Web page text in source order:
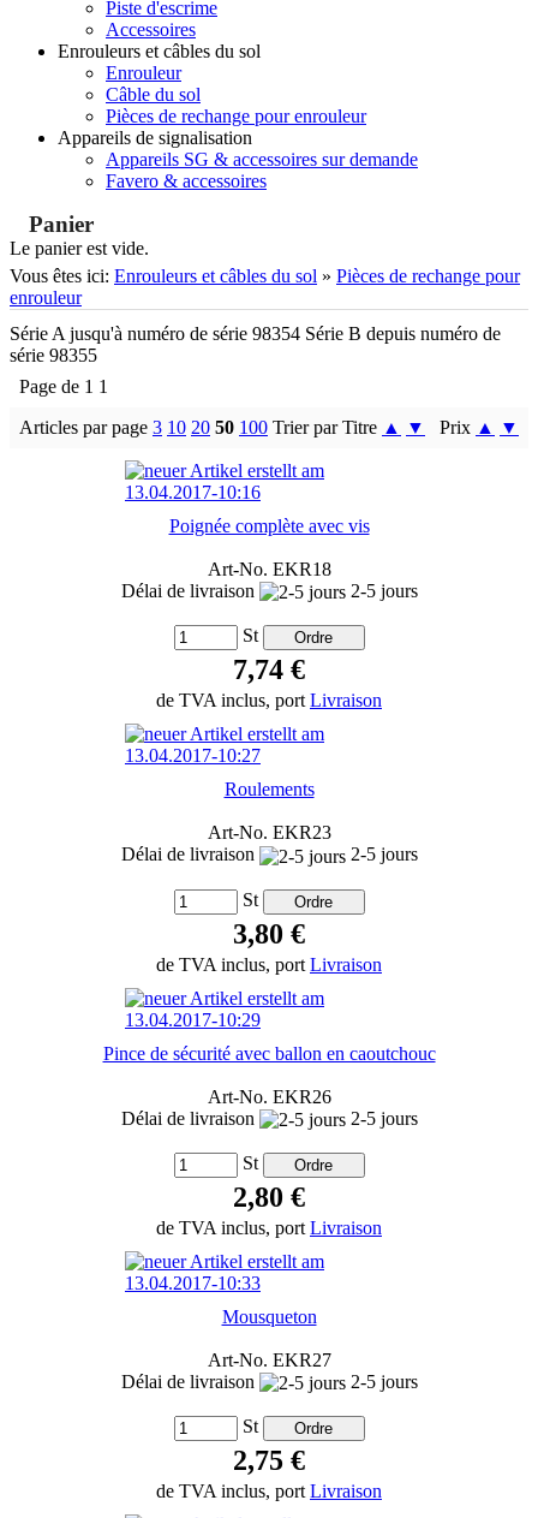
Piste d'escrime
Accessoires
Enrouleurs et câbles du sol
Enrouleur
Câble du sol
Pièces de rechange pour enrouleur
Appareils de signalisation
Appareils SG & accessoires sur demande
Favero & accessoires
Panier
Le panier est vide.
Vous êtes ici: Enrouleurs et câbles du sol » Pièces de rechange pour
enrouleur
Série A jusqu'à numéro de série 98354 Série B depuis numéro de
série 98355
Page de 1 1
Articles par page 3 10 20 50 100 Trier par Titre ▲ ▼ Prix ▲ ▼
Poignée complète avec vis
Art-No. EKR18
Délai de livraison
2-5 jours
St
7,74 €
de TVA inclus, port Livraison
Roulements
Art-No. EKR23
Délai de livraison
2-5 jours
St
3,80 €
de TVA inclus, port Livraison
Pince de sécurité avec ballon en caoutchouc
Art-No. EKR26
Délai de livraison
2-5 jours
St
2,80 €
de TVA inclus, port Livraison
Mousqueton
Art-No. EKR27
Délai de livraison
2-5 jours
St
2,75 €
de TVA inclus, port Livraison